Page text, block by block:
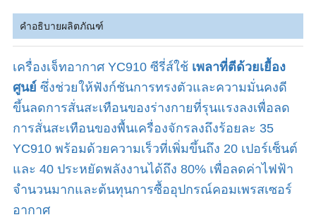
คำอธิบายผลิตภัณฑ์
เครื่องเจ็ทอากาศ YC910 ซีรี่ส์ใช้ เพลาที่ตีด้วยเยื้อง
ศูนย์ซึ่งช่วยให้ฟังก์ชันการทรงตัวและความมั่นคงดี
ขึ้นลดการสั่นสะเทือนของร่างกายที่รุนแรงลงเพื่อลด
การสั่นสะเทือนของพื้นเครื่องจักรลงถึงร้อยละ 35
YC910 พร้อมด้วยความเร็วที่เพิ่มขึ้นถึง 20 เปอร์เซ็นต์
และ 40 ประหยัดพลังงานได้ถึง 80% เพื่อลดค่าไฟฟ้า
จำนวนมากและต้นทุนการซื้ออุปกรณ์คอมเพรสเซอร์
อากาศ